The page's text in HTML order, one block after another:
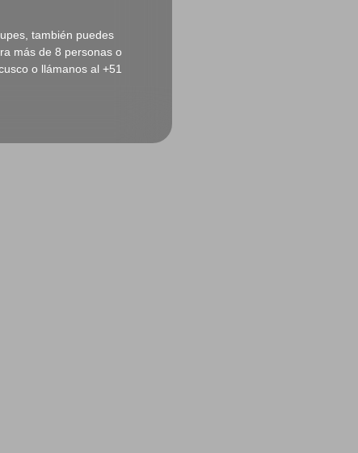
también puedes
más de 8 personas o
o llámanos al +51